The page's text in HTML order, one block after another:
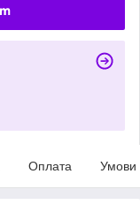
Оплата Умови